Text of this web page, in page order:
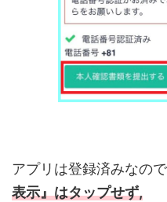
アプリは登録済みなので
表示』はタップせず,